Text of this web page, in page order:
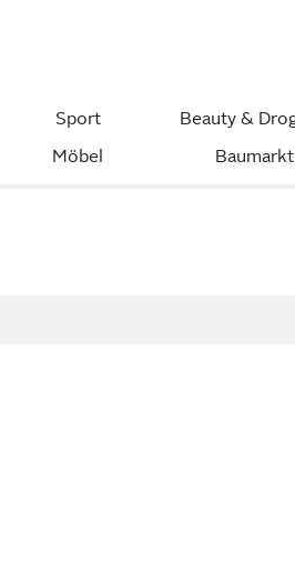
Sport Beauty &
Möbel Baumarkt